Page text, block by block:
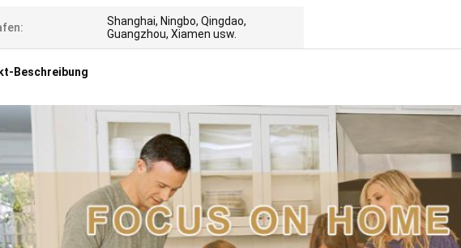
Shanghai, Ningbo, Qingdao,
Guangzhou, Xiamen usw.
Beschreibung